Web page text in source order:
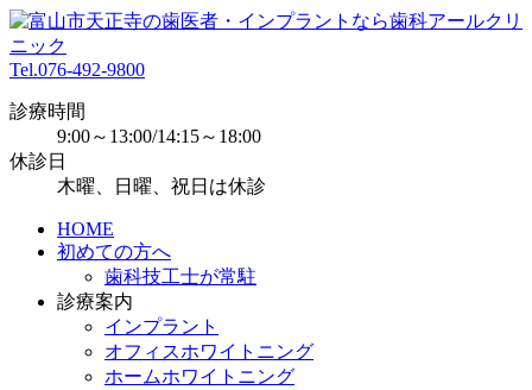
Tel.076-492-9800
診療時間
9:00～13:00/14:15～18:00
休診日
木曜、日曜、祝日は休診
HOME
初めての方へ
歯科技工士が常駐
診療案内
インプラント
オフィスホワイトニング
ホームホワイトニング